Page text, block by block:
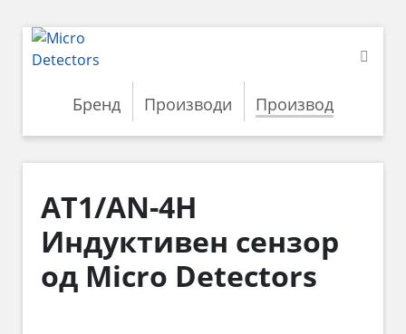
Бренд Производи Производ
AT1/AN-4H
Индуктивен сензор
од Micro Detectors